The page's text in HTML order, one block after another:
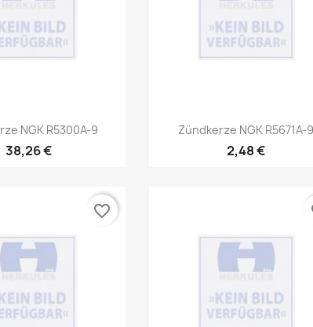
Vorschau
NGK R5300A-9
38,26 €
Vorschau
Zündkerze NGK R5671A-9
2,48 €
favorite_border